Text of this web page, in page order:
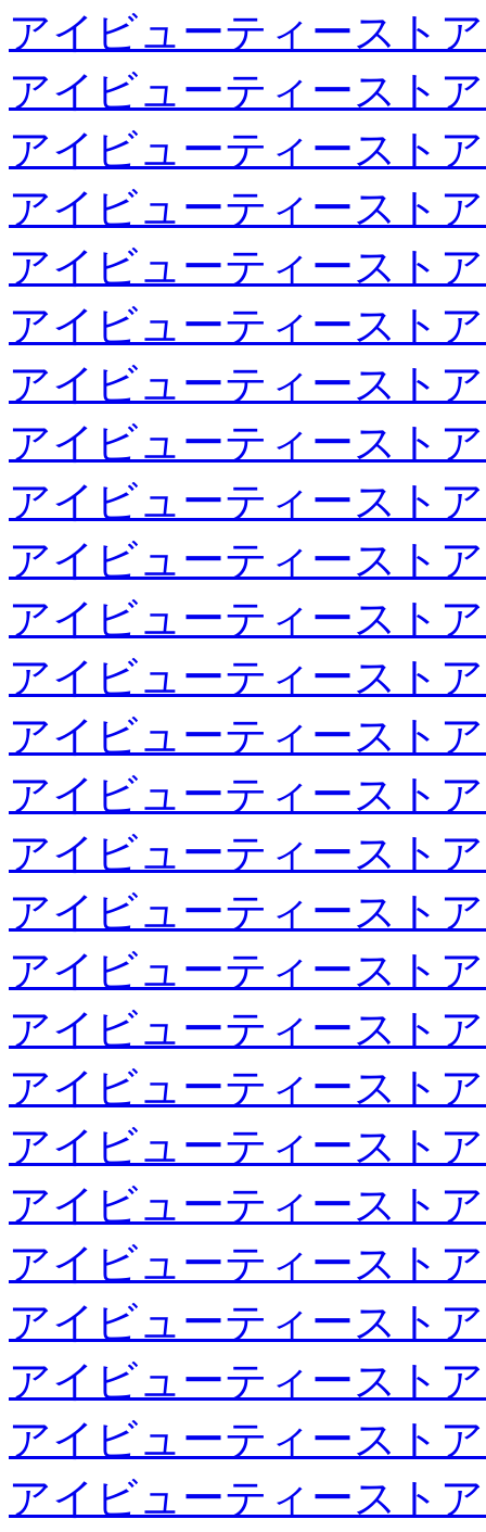
アイビューティースト
アイビューティースト
アイビューティースト
アイビューティースト
アイビューティースト
アイビューティースト
アイビューティースト
アイビューティースト
アイビューティースト
アイビューティースト
アイビューティースト
アイビューティースト
アイビューティースト
アイビューティースト
アイビューティースト
アイビューティースト
アイビューティースト
アイビューティースト
アイビューティースト
アイビューティースト
アイビューティースト
アイビューティースト
アイビューティースト
アイビューティースト
アイビューティースト
アイビューティースト